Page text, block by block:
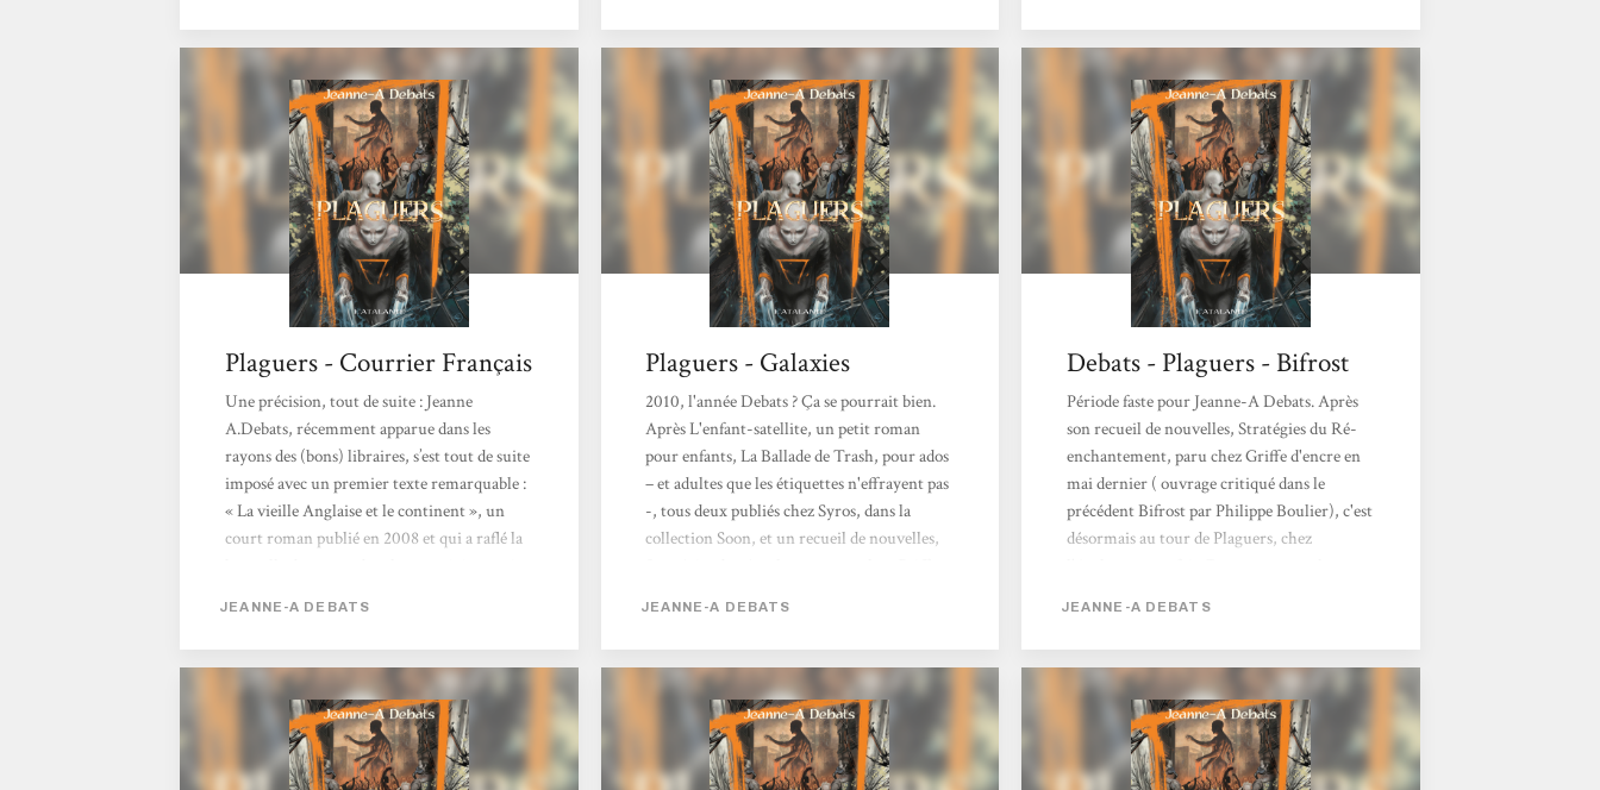
font ainsi jaillir des fleurs ou sourdre des
sources sous leurs pieds, tandis que d'autres
sont environnés de loups ou de serpents,
jonglent avec hormones ou bactéries, voire
avec typhons ou tremblements de terre. Sur
la planète appauvrie, polluée, où la vie est
difficile et tous les...
d'éclore sur Terre. La Plaie est devenue
comme un don et une malédiction pour les
adolescents. Voilà qu'ils deviennent capables
d'engendrer des créatures, des prodiges, ainsi
que de maîtriser...
du monde. Chacun souffre d’un mal
différent, chacun a son pouvoir, qu’il faut
apprendre à contrôler, à apprivoiser. Dans
cette communauté de déviants, le jeune
homme trouve progressivement sa place,
mais...
Plaguers - Courrier Français
Une précision, tout de suite : Jeanne
A.Debats, récemment apparue dans les
rayons des (bons) libraires, s’est tout de suite
imposé avec un premier texte remarquable :
« La vieille Anglaise et le continent », un
court roman publié en 2008 et qui a raflé la
un bien beau recueil de nouvelles,
« Stratégie du réenchantement »… jusqu’à ce
qui sans doute un aboutissement, avec ce
brillant Plaguers, roman tout...
JEANNE-A DEBATS
Plaguers - Galaxies
2010, l'année Debats ? Ça se pourrait bien.
Après L'enfant-satellite, un petit roman
pour enfants, La Ballade de Trash, pour ados
– et adultes que les étiquettes n'effrayent pas
-, tous deux publiés chez Syros, dans la
collection Soon, et un recueil de nouvelles,
éditions de l'Atalante. Nous sommes au
XXIIe siècle, dans un futur post-
apocalyptique. L'humanité se remet
difficilement de l'Extinction de 2105 qui a vu
disparaître la plupart des espèces animales...
JEANNE-A DEBATS
Debats - Plaguers - Bifrost
Période faste pour Jeanne-A Debats. Après
son recueil de nouvelles, Stratégies du Ré-
enchantement, paru chez Griffe d'encre en
mai dernier ( ouvrage critiqué dans le
précédent Bifrost par Philippe Boulier), c'est
désormais au tour de Plaguers, chez
prédilection et pousse plus loin certaines
idées abordées dans ses nouvelles : un groupe
d'individus différents doit vivre, voire
survivre, dans un environnement hostile,
un monde dévasté...
JEANNE-A DEBATS